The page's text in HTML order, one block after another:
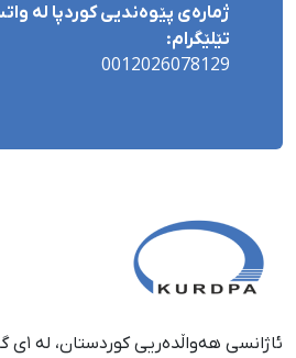
ژمارەی پێوەندیی کوردپا لە
تێلێگرام:
0012026078129